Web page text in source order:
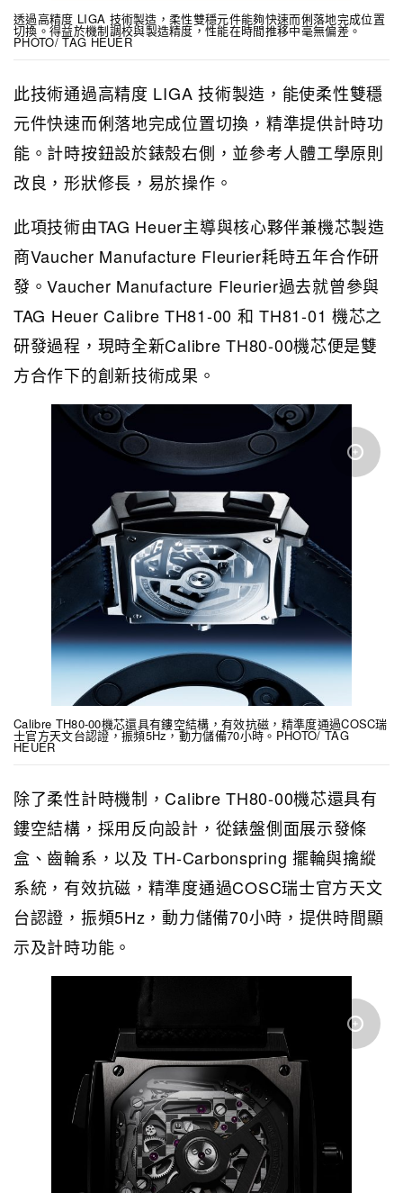
透過高精度 LIGA 技術製造，柔性雙穩元件能夠快速而俐落地完成位置
切換。得益於機制調校與製造精度，性能在時間推移中毫無偏差。
PHOTO/ TAG HEUER
此技術通過高精度 LIGA 技術製造，能使柔性雙穩
元件快速而俐落地完成位置切換，精準提供計時功
能。計時按鈕設於錶殼右側，並參考人體工學原則
改良，形狀修長，易於操作。
此項技術由TAG Heuer主導與核心夥伴兼機芯製造
商Vaucher Manufacture Fleurier耗時五年合作研
發。Vaucher Manufacture Fleurier過去就曾參與
TAG Heuer Calibre TH81-00 和 TH81-01 機芯之
研發過程，現時全新Calibre TH80-00機芯便是雙
方合作下的創新技術成果。
Calibre TH80-00機芯還具有鏤空結構，有效抗磁，精準度通過COSC瑞
士官方天文台認證，振頻5Hz，動力儲備70小時。PHOTO/ TAG
HEUER
除了柔性計時機制，Calibre TH80-00機芯還具有
鏤空結構，採用反向設計，從錶盤側面展示發條
盒、齒輪系，以及 TH-Carbonspring 擺輪與擒縱
系統，有效抗磁，精準度通過COSC瑞士官方天文
台認證，振頻5Hz，動力儲備70小時，提供時間顯
示及計時功能。